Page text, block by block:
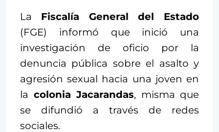
La Fiscalía General del Estado
(FGE) informó que inició una
investigación de oficio por la
denuncia pública sobre el asalto y
agresión sexual hacia una joven en
la colonia Jacarandas, misma que
se difundió a través de redes
sociales.